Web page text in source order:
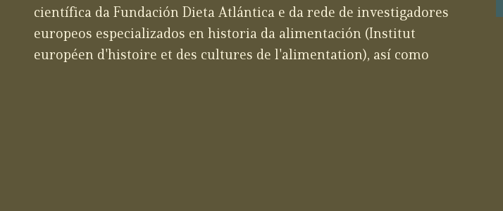
científica da Fundación Dieta Atlántica e da rede de investigadores
europeos especializados en historia da alimentación (Institut
européen d'histoire et des cultures de l'alimentation), así como